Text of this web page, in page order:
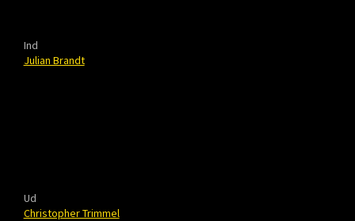
Ind
Julian Brandt
Ud
Christopher Trimmel